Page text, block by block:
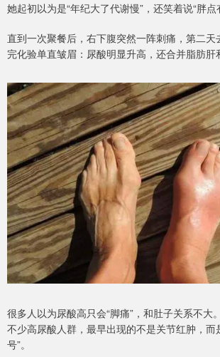
她起初以为是“年纪大了代谢慢”，还笑着说“胖点
直到一次聚餐后，右下腹突然一阵刺痛，第二
完化验单直皱眉：尿酸明显升高，还合并脂肪肝
很多人以为尿酸高只会“脚痛”，和肚子关系不大
不少高尿酸人群，最早出现的不是关节红肿，而
号”。